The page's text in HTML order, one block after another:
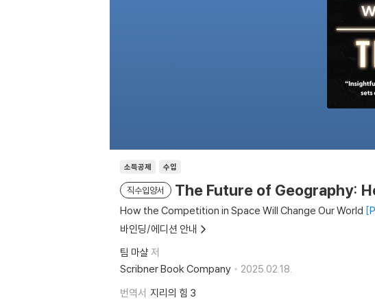
소득공제 수입
직수입양서 The Future of Geography:
How the Competition in Space Will Change Our World
바인딩/에디션 안내
팀 마샬 저
Scribner Book Company
2025.02.18.
번역서 지리의 힘 3